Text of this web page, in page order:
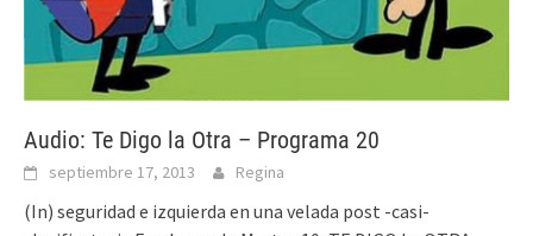
Audio: Te Digo la Otra – Programa 20
septiembre 17, 2013 Regina
(In) seguridad e izquierda en una velada post -casi-